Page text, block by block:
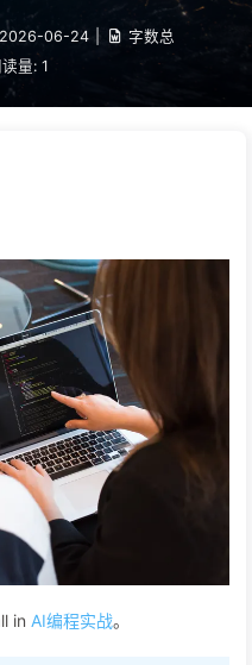
2026-06-24
字数总
读量: 1
in AI编程实战。